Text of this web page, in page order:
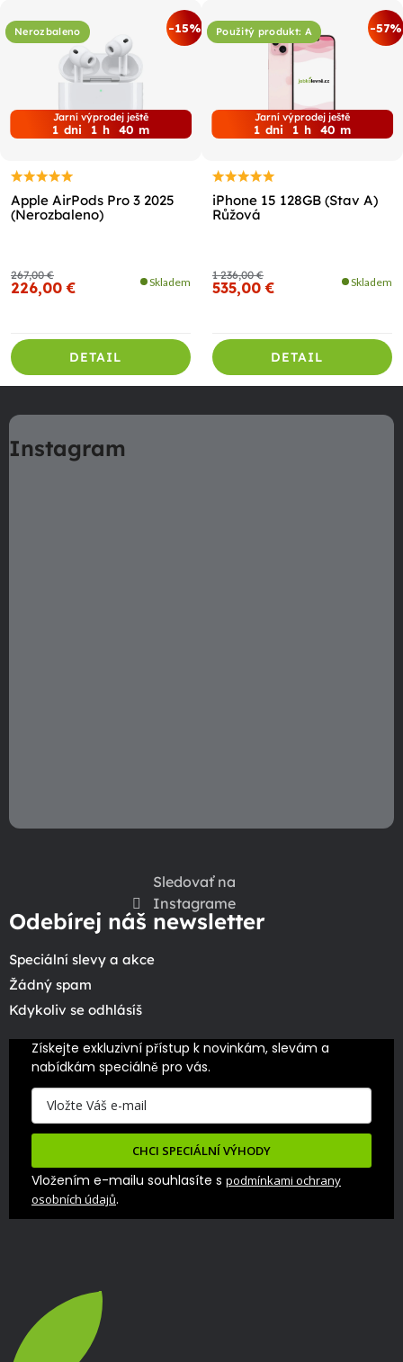
Nerozbaleno -15%
Jarní výprodej ještě
1 dni 1 h 40 m
Apple AirPods Pro 3 2025
(Nerozbaleno)
267,00 €
226,00 € Skladem
DETAIL
Použitý produkt: A -57%
Jarní výprodej ještě
1 dni 1 h 40 m
iPhone 15 128GB (Stav A)
Růžová
1 236,00 €
535,00 € Skladem
DETAIL
á
pInstagram
Sledovať na
Instagrame
Odebírej náš newsletter
Speciální slevy a akce
Žádný spam
Kdykoliv se odhlásíš
Získejte exkluzivní přístup k novinkám, slevám a
nabídkám speciálně pro vás.
CHCI SPECIÁLNÍ VÝHODY
Vložením e-mailu souhlasíte s podmínkami ochrany
osobních údajů.